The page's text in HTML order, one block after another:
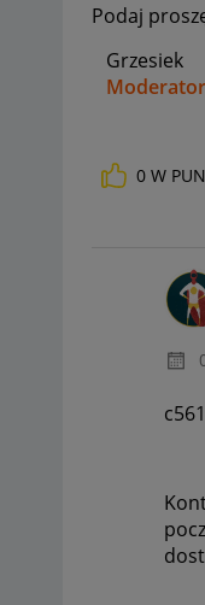
Podaj
Grzesiek
0 W